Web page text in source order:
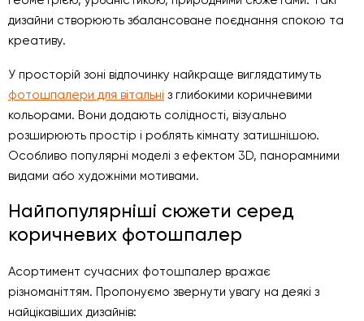
дизайни створюють збалансоване поєднання спокою та
креативу.
У просторій зоні відпочинку найкраще виглядатимуть
фотошпалери для вітальні з глибокими коричневими
кольорами. Вони додають солідності, візуально
розширюють простір і роблять кімнату затишнішою.
Особливо популярні моделі з ефектом 3D, панорамними
видами або художніми мотивами.
Найпопулярніші сюжети серед
коричневих фотошпалер
Асортимент сучасних фотошпалер вражає
різноманіттям. Пропонуємо звернути увагу на деякі з
найцікавіших дизайнів: